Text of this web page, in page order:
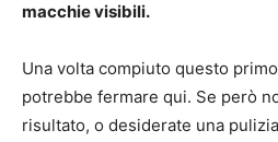
macchie visibili.
Una volta compiuto questo
potrebbe fermare qui. Se però
risultato, o desiderate una